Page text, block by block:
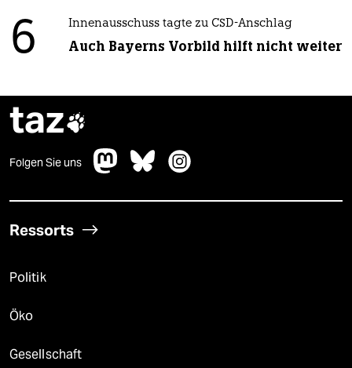
6 Innenausschuss tagte zu CSD-Anschlag
Auch Bayerns Vorbild hilft nicht weiter
taz
Folgen Sie uns
Ressorts
Politik
Öko
Gesellschaft